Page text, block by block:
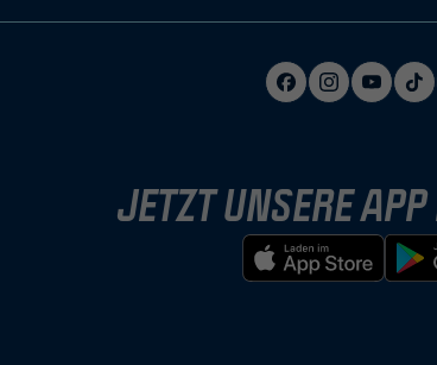
JETZT UNSERE